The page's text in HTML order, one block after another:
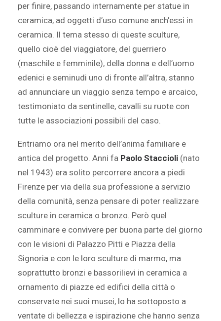
per finire, passando internamente per statue in
ceramica, ad oggetti d’uso comune anch’essi in
ceramica. Il tema stesso di queste sculture,
quello cioè del viaggiatore, del guerriero
(maschile e femminile), della donna e dell’uomo
edenici e seminudi uno di fronte all’altra, stanno
ad annunciare un viaggio senza tempo e arcaico,
testimoniato da sentinelle, cavalli su ruote con
tutte le associazioni possibili del caso.
Entriamo ora nel merito dell’anima familiare e
antica del progetto. Anni fa Paolo Staccioli (nato
nel 1943) era solito percorrere ancora a piedi
Firenze per via della sua professione a servizio
della comunità, senza pensare di poter realizzare
sculture in ceramica o bronzo. Però quel
camminare e convivere per buona parte del giorno
con le visioni di Palazzo Pitti e Piazza della
Signoria e con le loro sculture di marmo, ma
soprattutto bronzi e bassorilievi in ceramica a
ornamento di piazze ed edifici della città o
conservate nei suoi musei, lo ha sottoposto a
ventate di bellezza e ispirazione che hanno senza